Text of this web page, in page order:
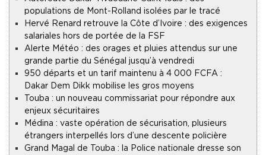
populations de Mont-Rolland isolées par le tracé
Hervé Renard retrouve la Côte d’Ivoire : des exigences
salariales hors de portée de la FSF
Alerte Météo : des orages et pluies attendus sur une
grande partie du Sénégal jusqu’à vendredi
950 départs et un tarif maintenu à 4 000 FCFA :
Dakar Dem Dikk mobilise les gros moyens
Touba : un nouveau commissariat pour répondre aux
enjeux sécuritaires
Médina : vaste opération de sécurisation, plusieurs
étrangers interpellés lors d’une descente policière
Grand Magal de Touba : la Police nationale dresse son